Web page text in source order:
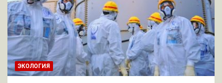
ЭКОЛОГИЯ